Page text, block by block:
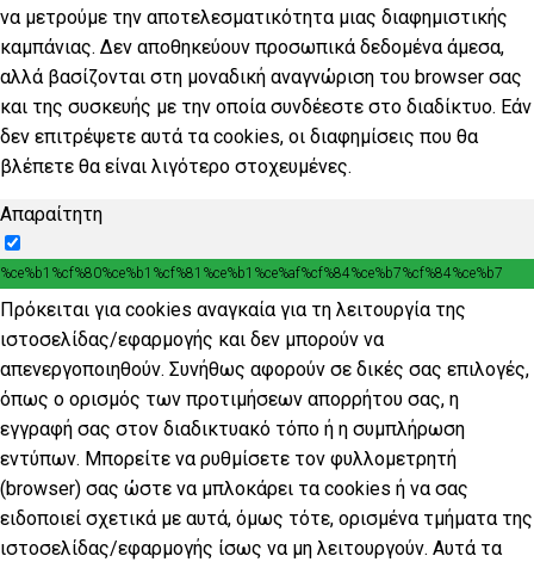
να μετρούμε την αποτελεσματικότητα μιας διαφημιστικής
καμπάνιας. Δεν αποθηκεύουν προσωπικά δεδομένα άμεσα,
αλλά βασίζονται στη μοναδική αναγνώριση του browser σας
και της συσκευής με την οποία συνδέεστε στο διαδίκτυο. Εάν
δεν επιτρέψετε αυτά τα cookies, οι διαφημίσεις που θα
βλέπετε θα είναι λιγότερο στοχευμένες.
Απαραίτητη
%ce%b1%cf%80%ce%b1%cf%81%ce%b1%ce%af%cf%84%ce%b7%cf%84%ce%b7
Πρόκειται για cookies αναγκαία για τη λειτουργία της
ιστοσελίδας/εφαρμογής και δεν μπορούν να
απενεργοποιηθούν. Συνήθως αφορούν σε δικές σας επιλογές,
όπως ο ορισμός των προτιμήσεων απορρήτου σας, η
εγγραφή σας στον διαδικτυακό τόπο ή η συμπλήρωση
εντύπων. Μπορείτε να ρυθμίσετε τον φυλλομετρητή
(browser) σας ώστε να μπλοκάρει τα cookies ή να σας
ειδοποιεί σχετικά με αυτά, όμως τότε, ορισμένα τμήματα της
ιστοσελίδας/εφαρμογής ίσως να μη λειτουργούν. Αυτά τα